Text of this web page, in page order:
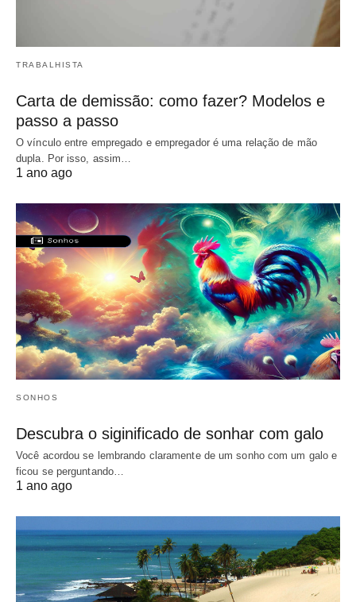
TRABALHISTA
Carta de demissão: como fazer? Modelos e
passo a passo
O vínculo entre empregado e empregador é uma relação de mão
dupla. Por isso, assim…
1 ano ago
SONHOS
Descubra o siginificado de sonhar com galo
Você acordou se lembrando claramente de um sonho com um galo e
ficou se perguntando…
1 ano ago